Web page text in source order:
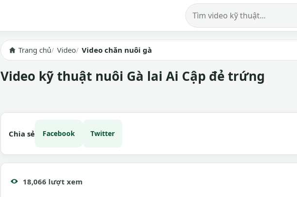
Tìm kiếm video
Trang chủ Video Video chăn nuôi gà
Video kỹ thuật nuôi Gà lai Ai Cập đẻ trứng
Chia sẻ Facebook Twitter
18,066 lượt xem